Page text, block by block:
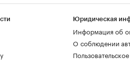
Юридическая
Информация об
О соблюдении